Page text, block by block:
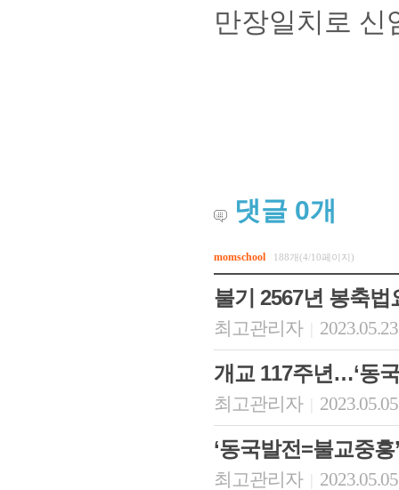
만장일치로 신
댓글 0개
momschool 188개(4/10페이지)
불기 2567년 봉축법
최고관리자
개교 117주년…‘동
최고관리자
‘동국발전=불교중
최고관리자